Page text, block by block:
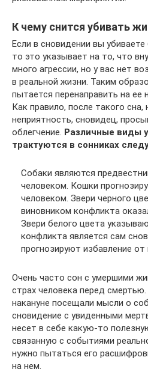
К чему снится убивать
Если в сновидении вы
то это указывает на то, что
много агрессии, но у вас нет
в реальной жизни. Таким
пытается перенаправить на ее
Как правило, после такого
неприятность, сновидец,
облегчение. Различные виды
трактуются в сонниках
Собаки являются
человеком. Кошки
человеком. Звери черного
виновником конфликта
Звери белого цвета
конфликта является сам
прогнозируют избавление от
Очень часто сон с умершими
страх человека перед
накануне посещали мысли о
сновидение с увиденными
несет в себе какую-то
связанную с событиями
нужно пытаться его
на нем.